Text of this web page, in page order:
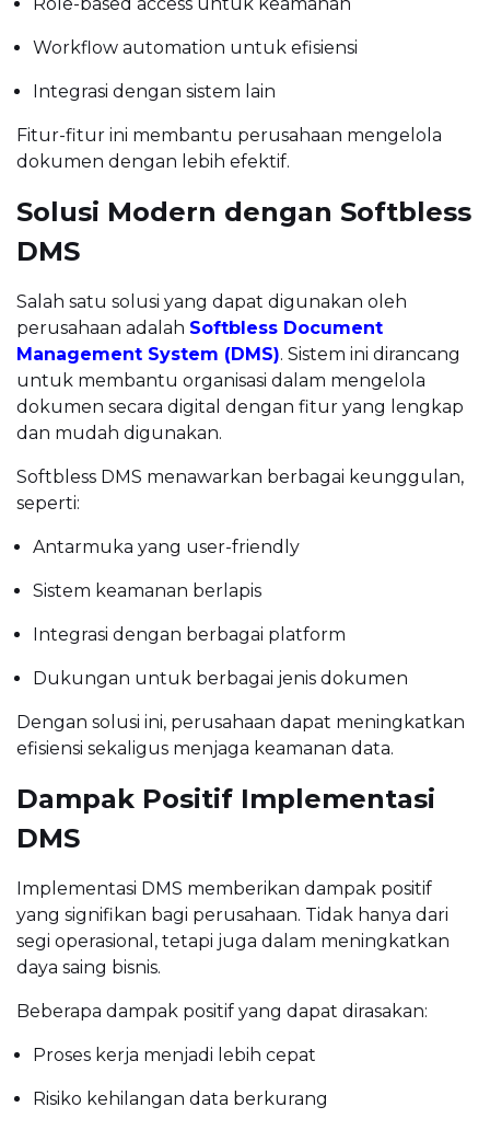
Workflow automation untuk efisiensi
Integrasi dengan sistem lain
Fitur-fitur ini membantu perusahaan mengelola
dokumen dengan lebih efektif.
Solusi Modern dengan Softbless
DMS
Salah satu solusi yang dapat digunakan oleh
perusahaan adalah Softbless Document
Management System (DMS). Sistem ini dirancang
untuk membantu organisasi dalam mengelola
dokumen secara digital dengan fitur yang lengkap
dan mudah digunakan.
Softbless DMS menawarkan berbagai keunggulan,
seperti:
Antarmuka yang user-friendly
Sistem keamanan berlapis
Integrasi dengan berbagai platform
Dukungan untuk berbagai jenis dokumen
Dengan solusi ini, perusahaan dapat meningkatkan
efisiensi sekaligus menjaga keamanan data.
Dampak Positif Implementasi
DMS
Implementasi DMS memberikan dampak positif
yang signifikan bagi perusahaan. Tidak hanya dari
segi operasional, tetapi juga dalam meningkatkan
daya saing bisnis.
Beberapa dampak positif yang dapat dirasakan:
Proses kerja menjadi lebih cepat
Risiko kehilangan data berkurang